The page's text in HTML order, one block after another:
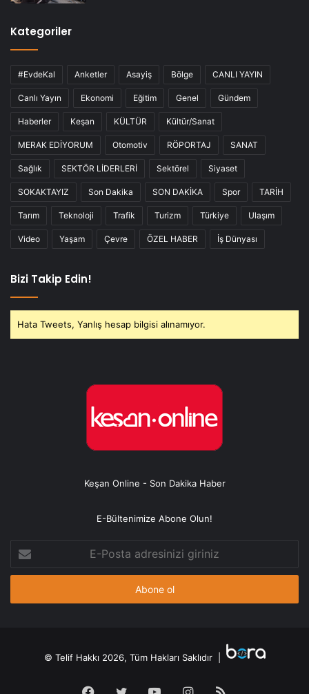
Kategoriler
#EvdeKal Anketler Asayiş Bölge CANLI YAYIN
Canlı Yayın Ekonomi Eğitim Genel Gündem
Haberler Keşan KÜLTÜR Kültür/Sanat
MERAK EDİYORUM Otomotiv RÖPORTAJ SANAT
Sağlık SEKTÖR LİDERLERİ Sektörel Siyaset
SOKAKTAYIZ Son Dakika SON DAKİKA Spor TARİH
Tarım Teknoloji Trafik Turizm Türkiye Ulaşım
Video Yaşam Çevre ÖZEL HABER İş Dünyası
Bizi Takip Edin!
Hata Tweets, Yanlış hesap bilgisi alınamıyor.
Keşan Online - Son Dakika Haber
E-Bültenimize Abone Olun!
Posta
adresinizi
© Telif Hakkı 2026, Tüm Hakları Saklıdır |
Facebook
TwitterYouTubeInstagram
RSS